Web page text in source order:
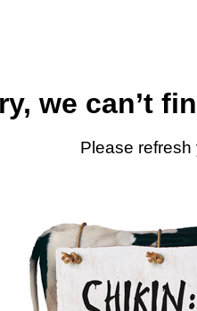
we can’t
Please refresh